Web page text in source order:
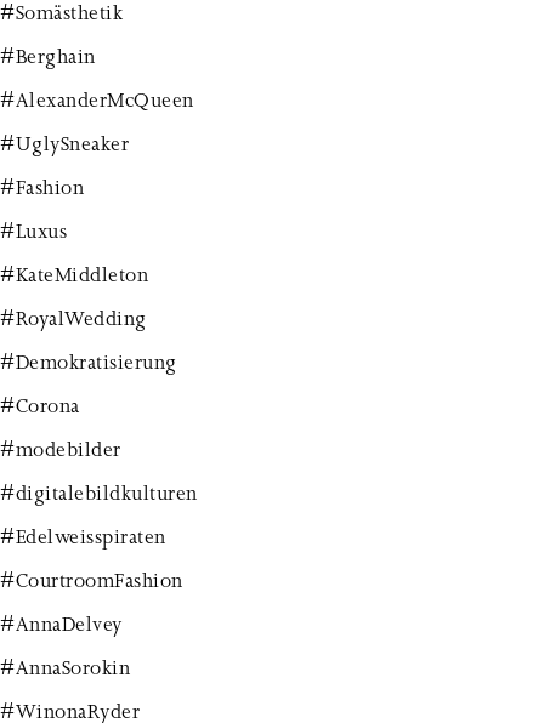
#Somästhetik
#Berghain
#AlexanderMcQueen
#UglySneaker
#Fashion
#Luxus
#KateMiddleton
#RoyalWedding
#Demokratisierung
#Corona
#modebilder
#digitalebildkulturen
#Edelweisspiraten
#CourtroomFashion
#AnnaDelvey
#AnnaSorokin
#WinonaRyder